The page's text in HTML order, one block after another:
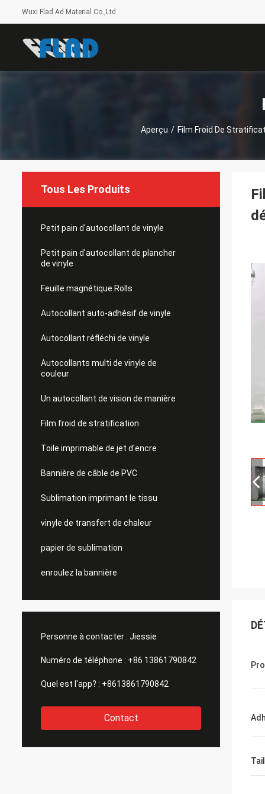
Wuxi Flad Ad Material Co.,Ltd
Aperçu / Film Froid De
Tous Les Produits
Petit pain d'autocollant de vinyle
Petit pain d'autocollant de plancher
de vinyle
Feuille magnétique Rolls
Autocollant auto-adhésif de vinyle
Autocollant réfléchi de vinyle
Autocollants multi de vinyle de
couleur
Un autocollant de vision de manière
Film froid de stratification
Toile imprimable de jet d'encre
Bannière de câble de PVC
Sublimation imprimant le tissu
vinyle de transfert de chaleur
papier de sublimation
enroulez la bannière
Personne à contacter : Jiessie
Numéro de téléphone : +86 13861790842
Quel est l'app? : +8613861790842
Contact